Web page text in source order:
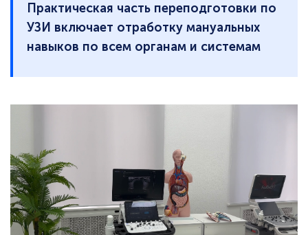
Практическая часть переподготовки по
УЗИ включает отработку мануальных
навыков по всем органам и системам